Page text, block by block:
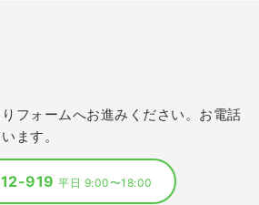
りフォームへお進みください。お電話
ます。
919平日 9:00〜18:00